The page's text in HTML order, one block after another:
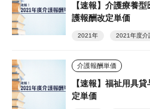
【速報】介護療養
護報酬改定単価
2021年 2021年度介
介護報酬単価
【速報】福祉用具
定単価